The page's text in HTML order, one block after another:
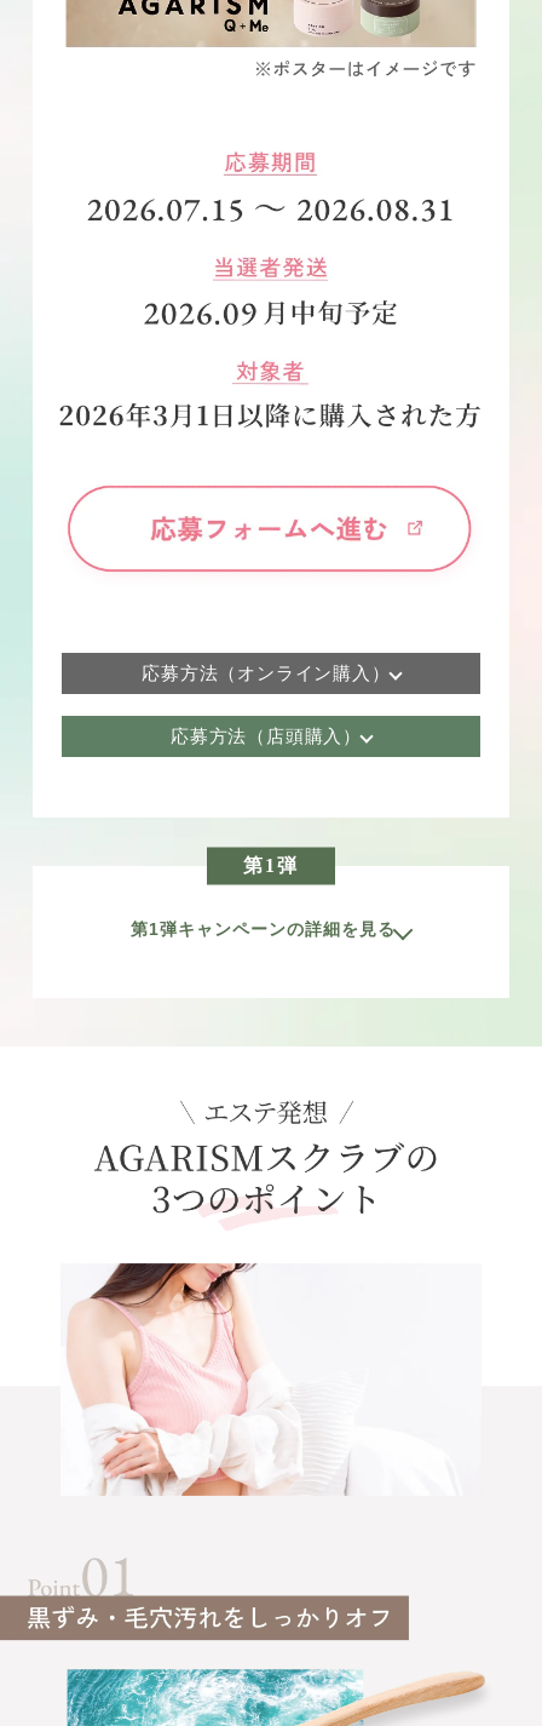
応募方法（オンライン購入）
AkaraN公式サイトで購入の場合
応募方法（店頭購入）
第1弾
第1弾キャンペーンの詳細を見る
購入点数に応じて数量限定のノベルティをプレゼント。